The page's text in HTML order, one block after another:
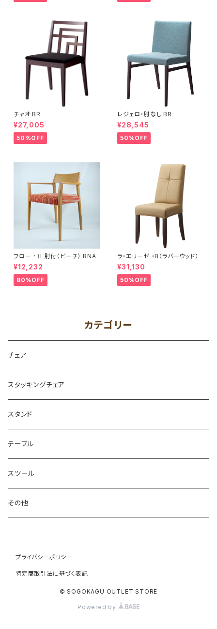
チャオ BR
¥27,005
50%OFF
レジェロ・肘なし BR
¥28,545
50%OFF
フロー ･Ⅱ 肘付（ビーチ） RNA
¥12,232
80%OFF
ラ・エリーゼ ・B（ラバーウッド）
¥31,130
50%OFF
カテゴリー
チェア
スタッキングチェア
スタンド
テーブル
スツール
その他
プライバシーポリシー
特定商取引法に基づく表記
© SOGOKAGU OUTLET STORE
Powered by